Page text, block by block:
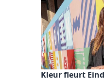
Kleur fleurt